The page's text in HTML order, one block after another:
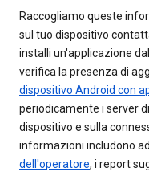
Raccogliamo queste
sul tuo dispositivo
installi un'applicazione
verifica la presenza di
dispositivo Android con
periodicamente i server
dispositivo e sulla
informazioni includono
dell'operatore, i report